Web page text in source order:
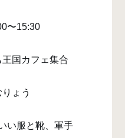
〜15:30
国カフェ集合
ょう
い服と靴、軍手